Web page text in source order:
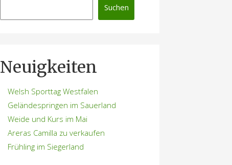
Suchen
Neuigkeiten
Welsh Sporttag Westfalen
Geländespringen im Sauerland
Weide und Kurs im Mai
Areras Camilla zu verkaufen
Frühling im Siegerland